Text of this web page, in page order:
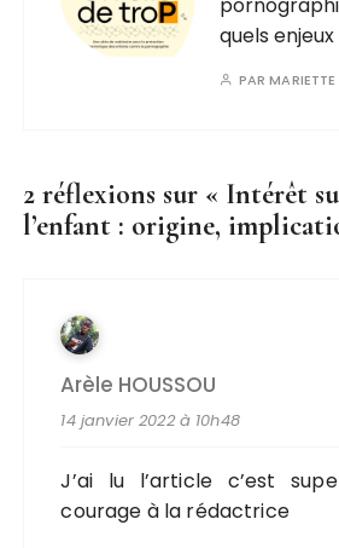
quels enjeux
PAR
2 réflexions sur « Intérêt
l’enfant : origine,
Arèle HOUSSOU
14 janvier 2022 à 10h48
J’ai lu l’article c’est
courage à la rédactrice